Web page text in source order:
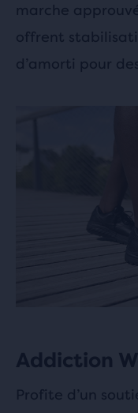
marche
offrent
d’amorti pour
Addiction
Profite d’un